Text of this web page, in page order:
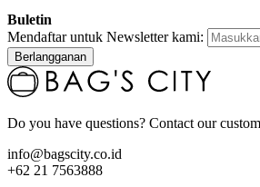
Buletin
Mendaftar untuk Newsletter kami:
Berlangganan
Do you have questions? Contact our
info@bagscity.co.id
+62 21 7563888